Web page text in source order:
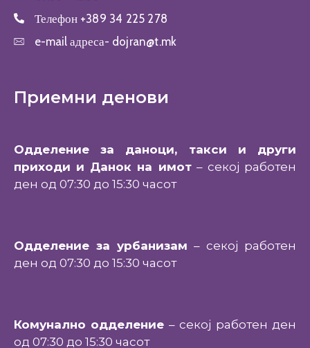
Телефон +389 34 225 278
e-mail адреса- dojran@t.mk
Приемни денови
Одделение за даноци, такси и други
приходи и Данок на имот– секој работен
ден од 07:30 до 15:30 часот
Одделение за урбанизам – секој работен
ден од 07:30 до 15:30 часот
Комунално одделение – секој работен ден
од 07:30 до 15:30 часот